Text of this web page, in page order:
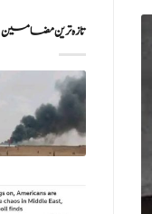
تازہ ترین مضامین